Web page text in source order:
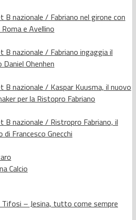
B nazionale / Fabriano nel girone con
Roma e Avellino
B nazionale / Fabriano ingaggia il
Ohenhen
B nazionale / Kaspar Kuusma, il nuovo
per la Ristopro Fabriano
B nazionale / Ristropro Fabriano, il
di Francesco Gnecchi
Calcio
Tifosi – Jesina, tutto come sempre